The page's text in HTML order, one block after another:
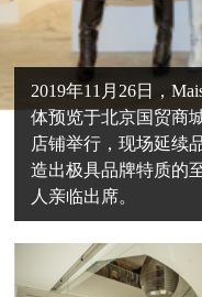
2019年11月26日，
体预览于北京国贸商
店铺举行，现场延续
造出极具品牌特质的
人亲临出席。